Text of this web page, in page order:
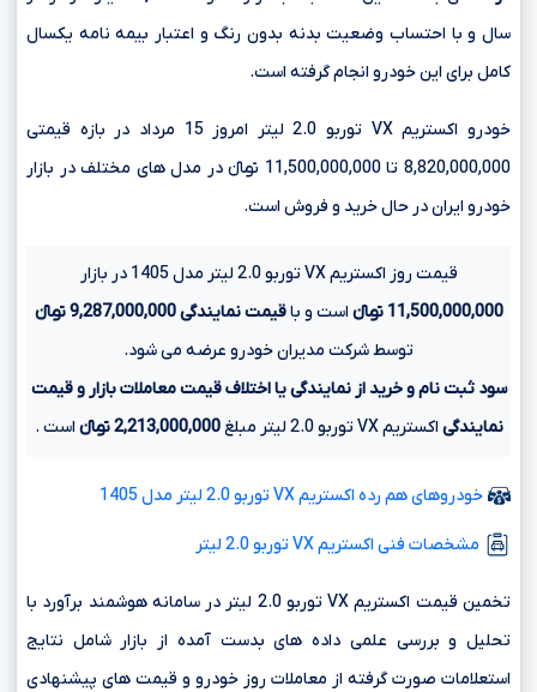
سال و با احتساب وضعیت بدنه بدون رنگ و اعتبار بیمه نامه یکسال
کامل برای این خودرو انجام گرفته است.
خودرو اکستریم VX توربو 2.0 لیتر امروز 15 مرداد در بازه قیمتی
8,820,000,000 تا 11,500,000,000 تومانءءء در مدل های مختلف در بازار
خودرو ایران در حال خرید و فروش است.
قیمت روز اکستریم VX توربو 2.0 لیتر مدل 1405 در بازار
11,500,000,000 تومانءءء
است و باقیمت نمایندگی9,287,000,000 تومانءءء
توسط شرکت مدیران خودرو عرضه می شود.
سود ثبت نام و خرید از نمایندگی یا اختلاف قیمت معاملات بازار و قیمت
نمایندگی اکستریم VX توربو 2.0 لیتر مبلغ 2,213,000,000 تومانءءء است .
خودروهای هم رده اکستریم VX توربو 2.0 لیتر مدل 1405
مشخصات فنی اکستریم VX توربو 2.0 لیتر
تخمین قیمت اکستریم VX توربو 2.0 لیتر در سامانه هوشمند برآورد با
تحلیل و بررسی علمی داده های بدست آمده از بازار شامل نتایج
استعلامات صورت گرفته از معاملات روز خودرو و قیمت های پیشنهادی